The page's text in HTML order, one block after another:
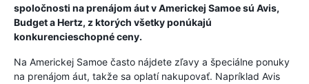
spoločnosti na prenájom áut v Americkej Samoe sú Avis,
Budget a Hertz, z ktorých všetky ponúkajú
konkurencieschopné ceny.
Na Americkej Samoe často nájdete zľavy a špeciálne ponuky
na prenájom áut, takže sa oplatí nakupovať. Napríklad Avis